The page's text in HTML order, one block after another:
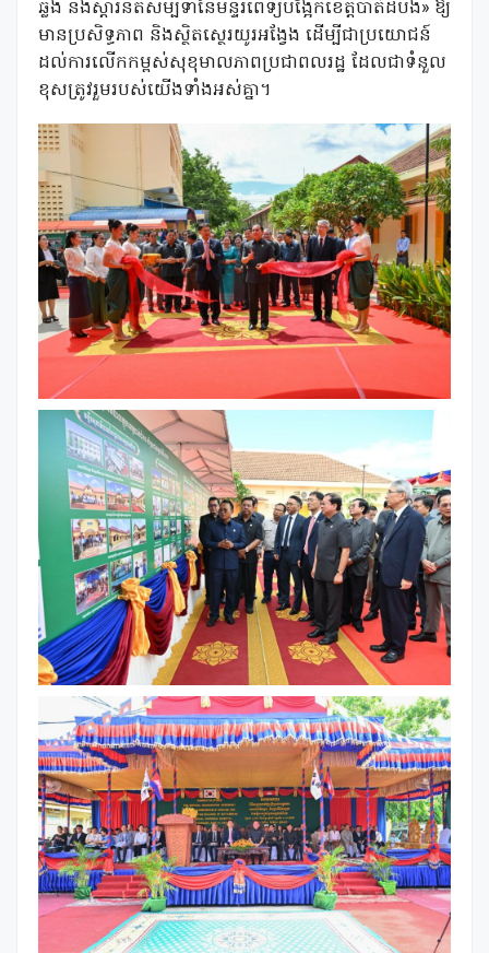
ឆ្លង និងស្តារនីតិសម្បទានៃមន្ទីរពេទ្យបង្អែកខេត្តបាត់ដំបង» ឱ្យ
មានប្រសិទ្ធភាព និងស្ថិតស្ថេរយូរអង្វែង ដើម្បីជាប្រយោជន៍
ដល់ការលើកកម្ពស់សុខុមាលភាពប្រជាពលរដ្ឋ ដែលជាទំនួល
ខុសត្រូវរួមរបស់យើងទាំងអស់គ្នា។